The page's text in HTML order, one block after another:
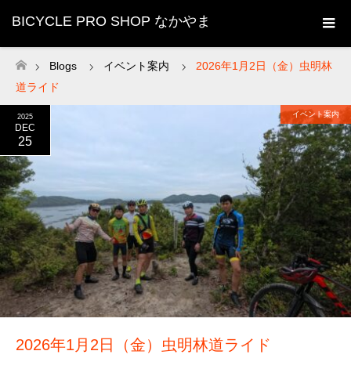
BICYCLE PRO SHOP なかやま
ホーム
Blogs イベント案内
2026年1月2日（金）虫明林
道ライド
2025
DEC
25
イベント案内
2026年1月2日（金）虫明林道ライド